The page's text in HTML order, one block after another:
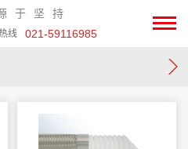
于坚持
线 021-59116985